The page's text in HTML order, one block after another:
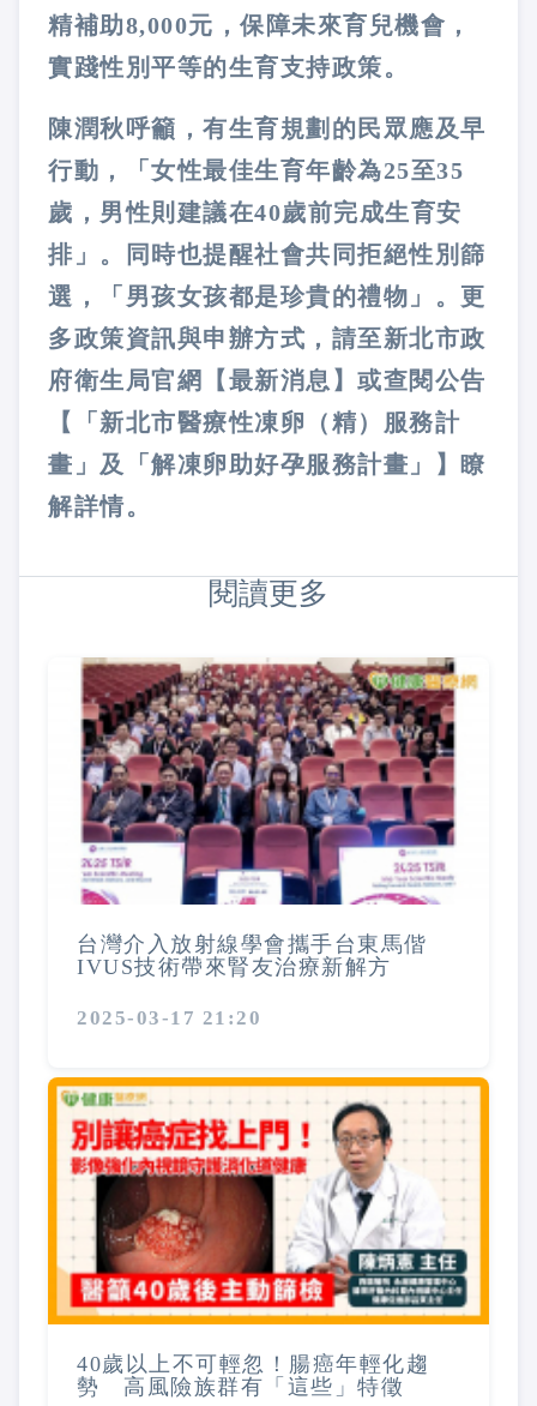
精補助8,000元，保障未來育兒機會，
實踐性別平等的生育支持政策。
陳潤秋呼籲，有生育規劃的民眾應及早
行動，「女性最佳生育年齡為25至35
歲，男性則建議在40歲前完成生育安
排」。同時也提醒社會共同拒絕性別篩
選，「男孩女孩都是珍貴的禮物」。更
多政策資訊與申辦方式，請至新北市政
府衛生局官網【最新消息】或查閱公告
【「新北市醫療性凍卵（精）服務計
畫」及「解凍卵助好孕服務計畫」】瞭
解詳情。
閱讀更多
台灣介入放射線學會攜手台東馬偕
IVUS技術帶來腎友治療新解方
2025-03-17 21:20
40歲以上不可輕忽！腸癌年輕化趨
勢 高風險族群有「這些」特徵